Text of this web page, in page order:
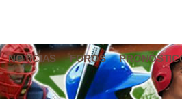
NOTICIAS FOROS